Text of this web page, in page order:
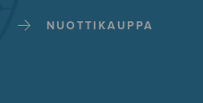
NUOTTIKAUPPA